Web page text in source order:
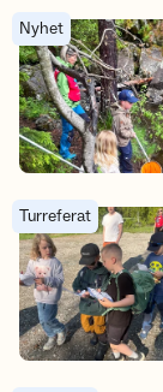
Livet i Tinnemyra
Nyhet
Vårtur i Gamle
Turreferat